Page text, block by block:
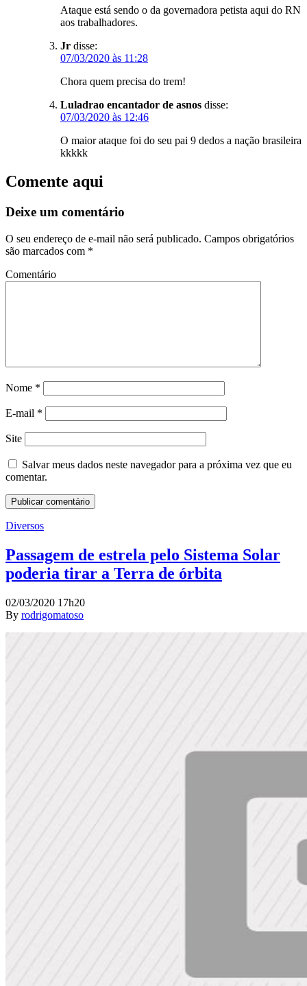
Ataque está sendo o da governadora petista aqui do RN
aos trabalhadores.
Jr disse:
07/03/2020 às 11:28
Chora quem precisa do trem!
Luladrao encantador de asnos disse:
07/03/2020 às 12:46
O maior ataque foi do seu pai 9 dedos a nação brasileira
kkkkk
Comente aqui
Deixe um comentário
O seu endereço de e-mail não será publicado. Campos obrigatórios
são marcados com *
Comentário
Nome *
E-mail *
Site
Salvar meus dados neste navegador para a próxima vez que eu
comentar.
Diversos
Passagem de estrela pelo Sistema Solar
poderia tirar a Terra de órbita
02/03/2020 17h20
By rodrigomatoso